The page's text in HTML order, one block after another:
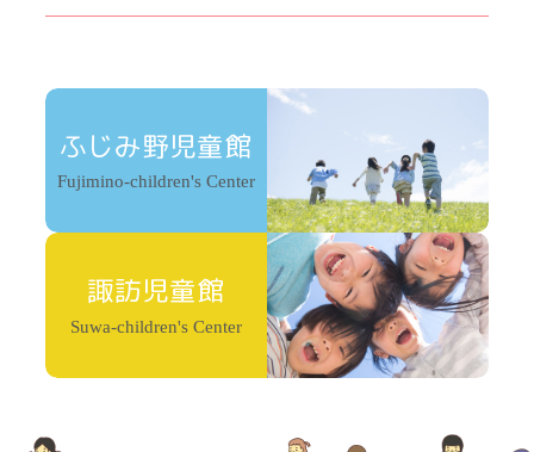
ふじみ野児童館
Fujimino-children's Center
諏訪児童館
Suwa-children's Center